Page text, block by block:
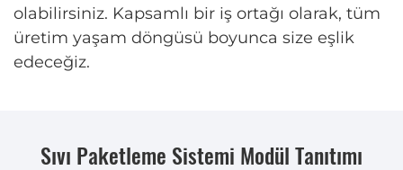
olabilirsiniz. Kapsamlı bir iş ortağı olarak, tüm
üretim yaşam döngüsü boyunca size eşlik
edeceğiz.
Sıvı Paketleme Sistemi Modül Tanıtımı